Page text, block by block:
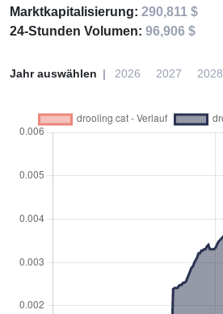
Marktkapitalisierung: 290,811 $
24-Stunden Volumen: 96,906 $
Jahr auswählen 2026 2027 2028